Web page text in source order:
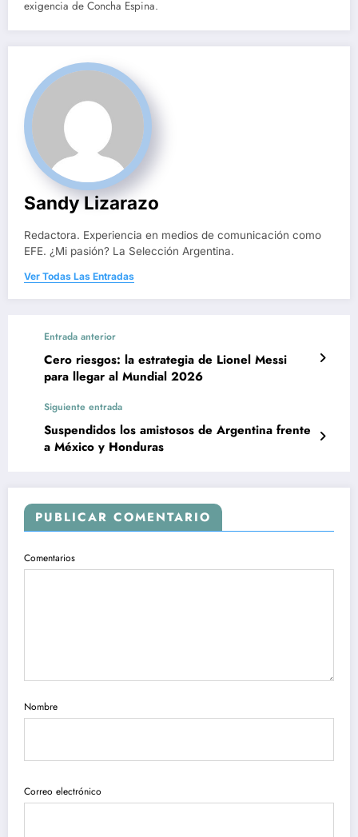
exigencia de Concha Espina.
Sandy Lizarazo
Redactora. Experiencia en medios de comunicación como
EFE. ¿Mi pasión? La Selección Argentina.
Ver Todas Las Entradas
Entrada anterior
Cero riesgos: la estrategia de Lionel Messi
para llegar al Mundial 2026
Siguiente entrada
Suspendidos los amistosos de Argentina frente
a México y Honduras
PUBLICAR COMENTARIO
Comentarios
Nombre
Correo electrónico